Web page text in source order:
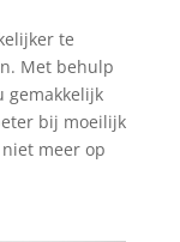
te
Met behulp
gemakkelijk
bij moeilijk
meer op